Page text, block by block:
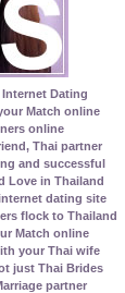
Dating
Match online
online
Thai partner
and successful
Love in Thailand
dating site
flock to Thailand
Match online
your Thai wife
just Thai Brides
partner